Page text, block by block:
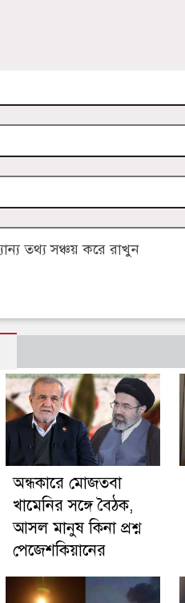
তথ্য সঞ্চয় করে রাখুন
অন্ধকারে মোজতবা
খামেনির সঙ্গে বৈঠক,
আসল মানুষ কিনা প্রশ্ন
পেজেশকিয়ানের